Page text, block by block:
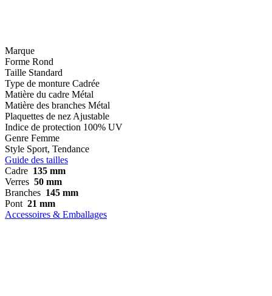
Marque
Forme Rond
Taille Standard
Type de monture Cadrée
Matière du cadre Métal
Matière des branches Métal
Plaquettes de nez Ajustable
Indice de protection 100% UV
Genre Femme
Style Sport, Tendance
Guide des tailles
Cadre 135 mm
Verres 50 mm
Branches 145 mm
Pont 21 mm
Accessoires & Emballages